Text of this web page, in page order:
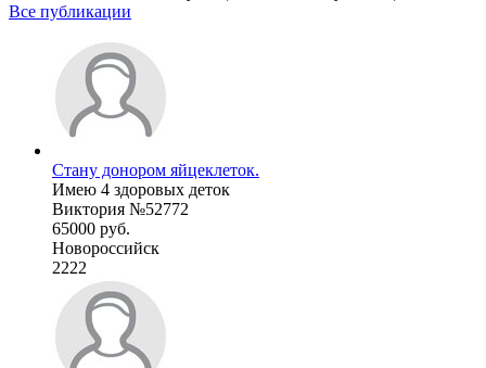
Все публикации
Стану донором яйцеклеток.
Имею 4 здоровых деток
Виктория №52772
65000 руб.
Новороссийск
2222